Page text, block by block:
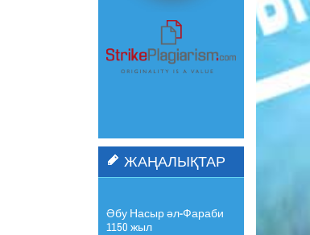
ЖАҢАЛЫҚТАР
Әбу Насыр әл-Фараби
1150 жыл